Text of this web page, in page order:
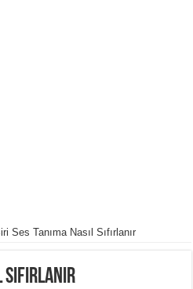
Ses Tanıma Nasıl Sıfırlanır
Sıfırlanır